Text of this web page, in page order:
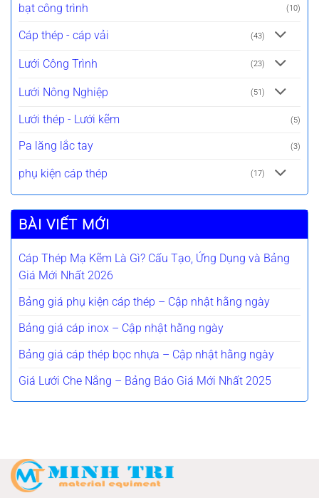
bạt công trình (10)
Cáp thép - cáp vải (43)
Lưới Công Trình (23)
Lưới Nông Nghiệp (51)
Lưới thép - Lưới kẽm (5)
Pa lăng lắc tay (3)
phụ kiện cáp thép (17)
BÀI VIẾT MỚI
Cáp Thép Mạ Kẽm Là Gì? Cấu Tạo, Ứng Dụng và Bảng
Giá Mới Nhất 2026
Bảng giá phụ kiện cáp thép – Cập nhật hằng ngày
Bảng giá cáp inox – Cập nhật hằng ngày
Bảng giá cáp thép bọc nhựa – Cập nhật hằng ngày
Giá Lưới Che Nắng – Bảng Báo Giá Mới Nhất 2025